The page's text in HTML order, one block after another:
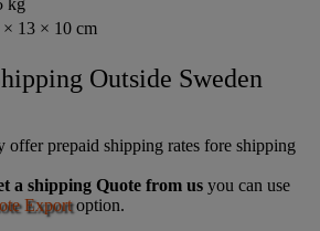
kg
× 13 × 10 cm
Outside Sweden
offer prepaid shipping rates fore shipping
a shipping Quote from us you can use
Exportoption.